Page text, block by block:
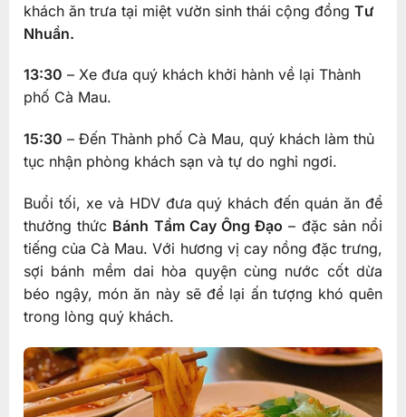
khách ăn trưa tại miệt vườn sinh thái cộng đồng Tư
Nhuần.
13:30 – Xe đưa quý khách khởi hành về lại Thành
phố Cà Mau.
15:30 – Đến Thành phố Cà Mau, quý khách làm thủ
tục nhận phòng khách sạn và tự do nghỉ ngơi.
Buổi tối, xe và HDV đưa quý khách đến quán ăn để
thưởng thức Bánh Tầm Cay Ông Đạo – đặc sản nổi
tiếng của Cà Mau. Với hương vị cay nồng đặc trưng,
sợi bánh mềm dai hòa quyện cùng nước cốt dừa
béo ngậy, món ăn này sẽ để lại ấn tượng khó quên
trong lòng quý khách.